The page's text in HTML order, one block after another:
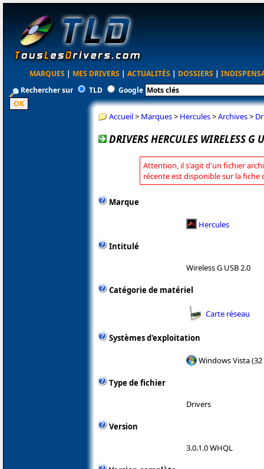
MARQUES | MES DRIVERS | ACTUALITÉS | DOSSIERS |
Rechercher sur
TLD Google
Accueil> Marques> Hercules>Archives>
DRIVERS HERCULES WIRELESS
Attention, il s'agit d'un fichier
récente est disponible sur la fiche
Marque
Hercules
Intitulé
Wireless G USB 2.0
Catégorie de matériel
Carte réseau
Systèmes d'exploitation
Windows Vista
Type de fichier
Drivers
Version
3.0.1.0 WHQL